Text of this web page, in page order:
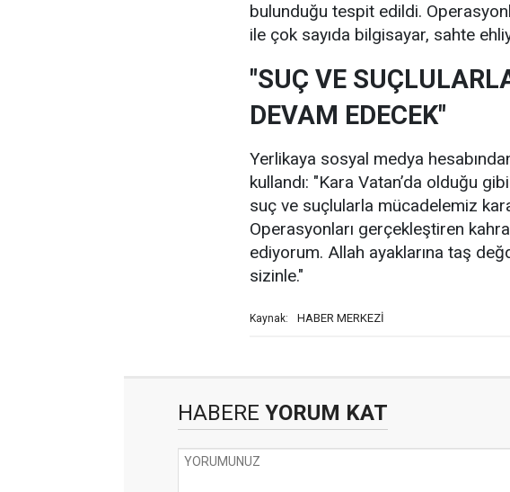
bulunduğu tespit edildi.
ile çok sayıda bilgisayar, sahte
"SUÇ VE
DEVAM EDECEK"
Yerlikaya sosyal medya
kullandı: "Kara Vatan’da olduğu
suç ve suçlularla mücadelemiz
Operasyonları gerçekleştiren
ediyorum. Allah ayaklarına taş
sizinle."
Kaynak: HABER MERKEZİ
HABERE YORUM KAT